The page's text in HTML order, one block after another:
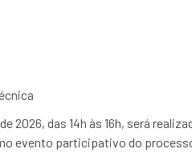
2026, das 14h às 16h, será
evento participativo do